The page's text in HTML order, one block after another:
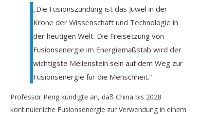
„Die Fusionszündung ist das Juwel in der
Krone der Wissenschaft und Technologie in
der heutigen Welt. Die Freisetzung von
Fusionsenergie im Energiemaßstab wird der
wichtigste Meilenstein sein auf dem Weg zur
Fusionsenergie für die Menschheit.“
Professor Peng kündigte an, daß China bis 2028
kontinuierliche Fusionsenergie zur Verwendung in einem